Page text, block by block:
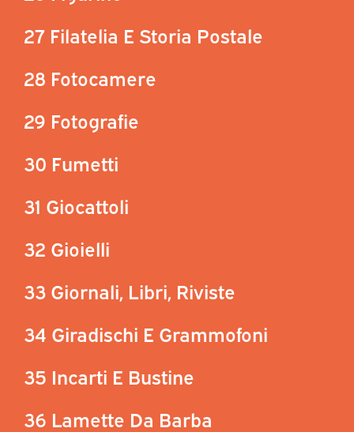
27 Filatelia E Storia Postale
28 Fotocamere
29 Fotografie
30 Fumetti
31 Giocattoli
32 Gioielli
33 Giornali, Libri, Riviste
34 Giradischi E Grammofoni
35 Incarti E Bustine
36 Lamette Da Barba